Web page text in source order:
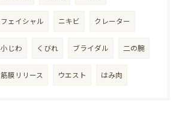
フェイシャル ニキビ クレーター
小じわ くびれ ブライダル 二の腕
筋膜リリース ウエスト はみ肉